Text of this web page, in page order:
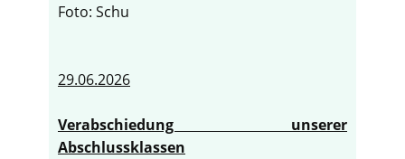
Foto: Schu
29.06.2026
Verabschiedung unserer
Abschlussklassen